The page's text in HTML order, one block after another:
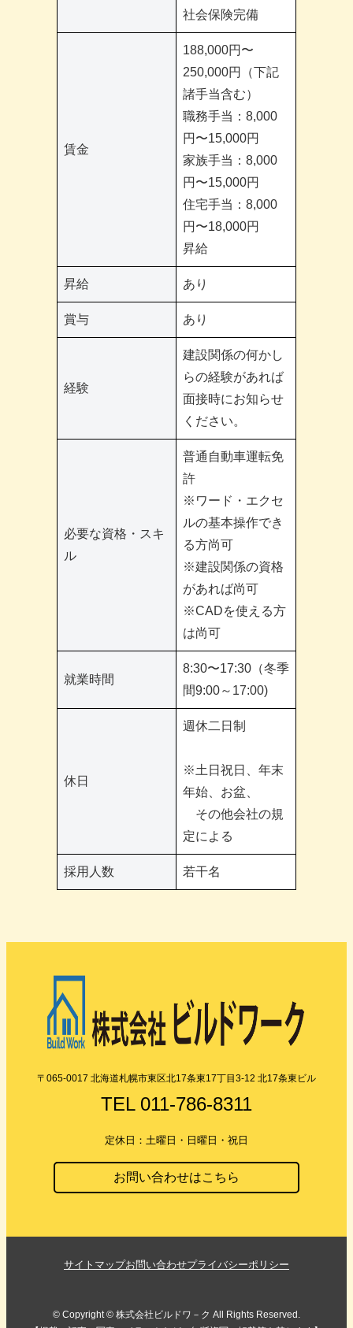
社会保険完備
賃金
188,000円〜
250,000円（下記
諸手当含む）
職務手当：8,000
円〜15,000円
家族手当：8,000
円〜15,000円
住宅手当：8,000
円〜18,000円
昇給
昇給 あり
賞与 あり
経験
建設関係の何かし
らの経験があれば
面接時にお知らせ
ください。
必要な資格・スキ
ル
普通自動車運転免
許
※ワード・エクセ
ルの基本操作でき
る方尚可
※建設関係の資格
があれば尚可
※CADを使える方
は尚可
就業時間
8:30〜17:30（冬季
間9:00～17:00)
休日
週休二日制
※土日祝日、年末
年始、お盆、
その他会社の規
定による
採用人数 若干名
〒065-0017 北海道札幌市東区北17条東17丁目3-12 北17条東ビル
TEL 011-786-8311
定休日：土曜日・日曜日・祝日
お問い合わせはこちら
サイトマップお問い合わせプライバシーポリシー
© Copyright © 株式会社ビルドワ－ク All Rights Reserved.